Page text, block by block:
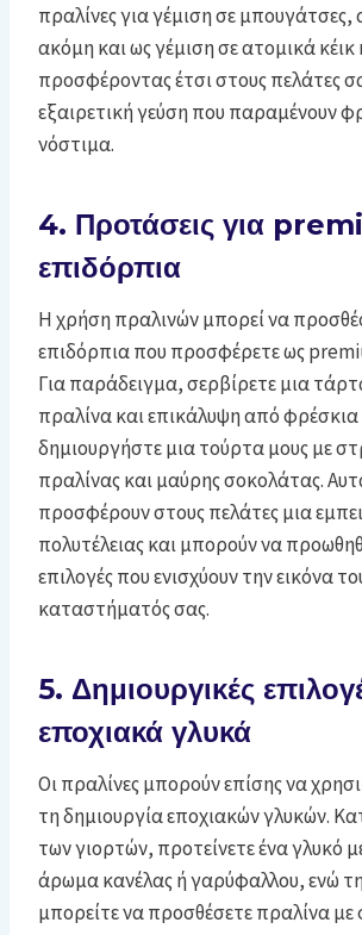
πραλίνες για γέμιση σε
ακόμη και ως γέμιση σε ατομικά
προσφέροντας έτσι στους πελάτες
εξαιρετική γεύση που παραμένουν
νόστιμα.
4. Προτάσεις για
επιδόρπια
Η χρήση πραλινών μπορεί να
επιδόρπια που προσφέρετε ως
Για παράδειγμα, σερβίρετε μια
πραλίνα και επικάλυψη από φρέσκια
δημιουργήστε μια τούρτα μους με
πραλίνας και μαύρης σοκολάτας.
προσφέρουν στους πελάτες μια
πολυτέλειας και μπορούν να
επιλογές που ενισχύουν την εικόνα
καταστήματός σας.
5. Δημιουργικές
εποχιακά γλυκά
Οι πραλίνες μπορούν επίσης να
τη δημιουργία εποχιακών γλυκών.
των γιορτών, προτείνετε ένα γλυκό
άρωμα κανέλας ή γαρύφαλλου, ενώ
μπορείτε να προσθέσετε πραλίνα